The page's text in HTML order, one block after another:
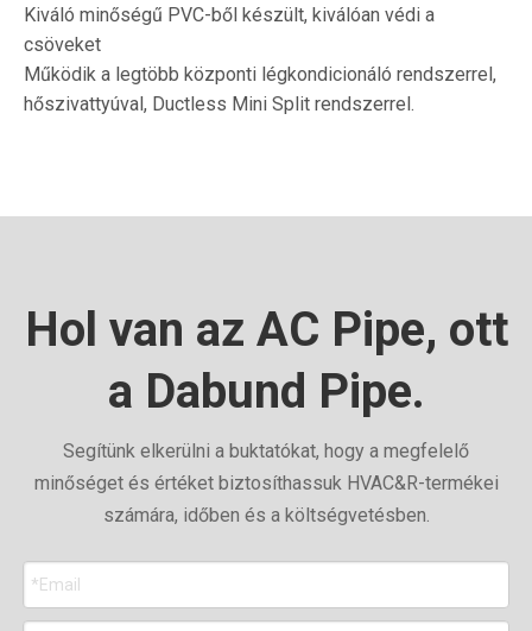
Kiváló minőségű PVC-ből készült, kiválóan védi a
csöveket
Működik a legtöbb központi légkondicionáló rendszerrel,
hőszivattyúval, Ductless Mini Split rendszerrel.
Hol van az AC Pipe, ott
a Dabund Pipe.
Segítünk elkerülni a buktatókat, hogy a megfelelő
minőséget és értéket biztosíthassuk HVAC&R-termékei
számára, időben és a költségvetésben.